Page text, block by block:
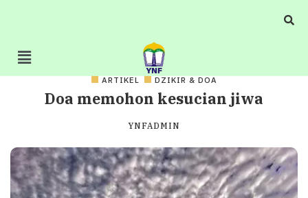
ARTIKEL DZIKIR & DOA
Doa memohon kesucian jiwa
YNFADMIN